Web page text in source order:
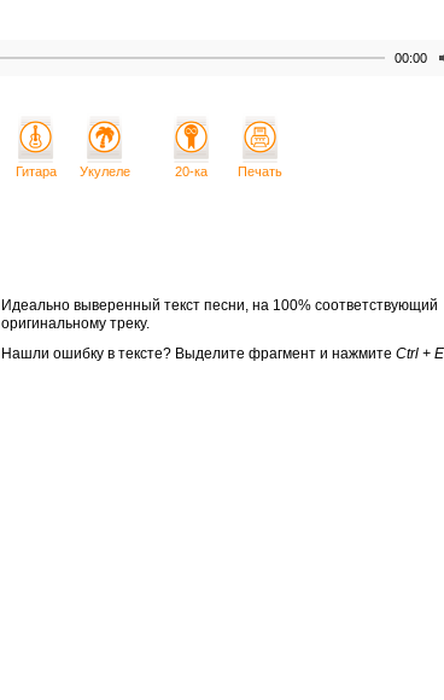
00:00
Гитара Укулеле 20-ка Печать
Идеально выверенный текст песни, на 100% соответствующий
оригинальному треку.
Нашли ошибку в тексте? Выделите фрагмент и нажмите Ctrl +